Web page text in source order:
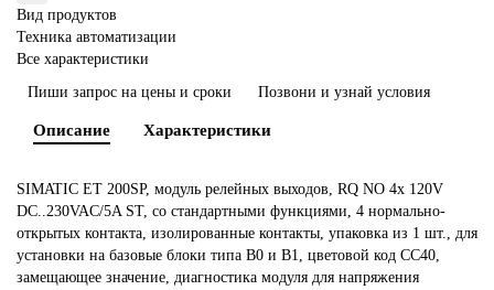
Вид продуктов
Техника автоматизации
Все характеристики
Пиши запрос на цены и сроки
Позвони и узнай условия
Описание Характеристики
SIMATIC ET 200SP, модуль релейных выходов, RQ NO 4x 120V
DC..230VAC/5A ST, со стандартными функциями, 4 нормально-
открытых контакта, изолированные контакты, упаковка из 1 шт., для
установки на базовые блоки типа B0 и B1, цветовой код CC40,
замещающее значение, диагностика модуля для напряжения